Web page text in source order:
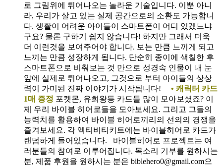
로 그림위에 튀어나오는 놀라운 기술입니다. 이뿐 아니
라, 우리가 살고 있는 실제 공간으로의 소환도 가능합니
다. 생활이 어려운 아이들이 스마트폰이 어디 있겠느냐
구요? 물론 구하기 쉽지 않습니다! 하지만 그래서 더욱
더 이런것을 보여주어야 합니다. 보는 만큼 느끼게 되고
느끼는 만큼 성장하게 됩니다. 단순히 종이에 색칠한 후
스마트폰으로 비춰보는 것 만으로 성경속 인물이 내 눈
앞에 실제로 튀어나오고, 그것으로 부터 아이들의 상상
력이 가미된 진짜 이야기가 시작됩니다! • 캐릭터 카드
1매 증정 포켓몬, 유희왕등 카드들 많이 모아보셨죠? 이
제 우리 바이블 히어로들을 모아보세요. 그리고 그들의
능력치를 활용하여 바이블 히어로끼리의 선의의 경쟁을
즐겨보세요. 각 엑티비티키트에는 바이블히어로 카드가
랜덤하게 들어있습니다. 바이블히어로 프로젝트는 여
러분들의 참여로 이루어집니다. 목소리 기부를 원하시는
분, 제품 후원을 원하시는 분은 biblehero0@gmail.com으